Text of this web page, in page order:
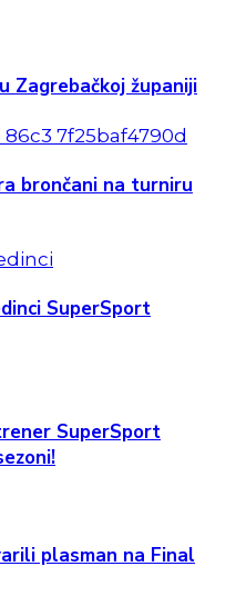
Zagrebačkoj županiji
brončani na turniru
SuperSport
SuperSport
plasman na Final